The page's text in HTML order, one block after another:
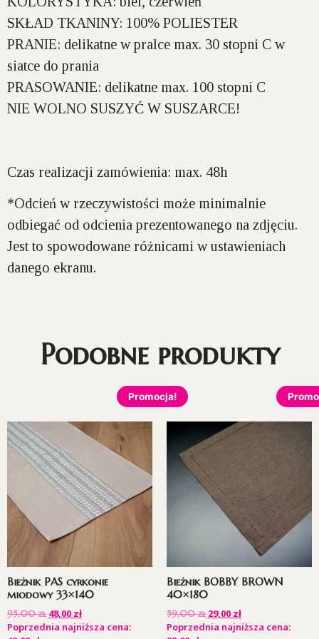
SKŁAD TKANINY: 100% POLIESTER
PRANIE: delikatne w pralce max. 30 stopni C w
siatce do prania
PRASOWANIE: delikatne max. 100 stopni C
NIE WOLNO SUSZYĆ W SUSZARCE!
Czas realizacji zamówienia: max. 48h
*Odcień w rzeczywistości może minimalnie
odbiegać od odcienia prezentowanego na zdjęciu.
Jest to spowodowane różnicami w ustawieniach
danego ekranu.
Podobne produkty
Promocja!
Bieżnik PAS cyrkonie
miodowy 33×140
95,00zł 48,00 zł
Poprzednia najniższa cena:
Bieżnik BOBBY BROWN
40×180
59,00zł 29,00 zł
Poprzednia najniższa cena: